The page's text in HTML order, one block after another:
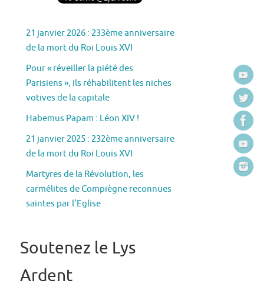
21 janvier 2026 : 233ème anniversaire
de la mort du Roi Louis XVI
Pour « réveiller la piété des
Parisiens », ils réhabilitent les niches
votives de la capitale
Habemus Papam : Léon XIV !
21 janvier 2025 : 232ème anniversaire
de la mort du Roi Louis XVI
Martyres de la Révolution, les
carmélites de Compiègne reconnues
saintes par l’Eglise
Soutenez le Lys
Ardent